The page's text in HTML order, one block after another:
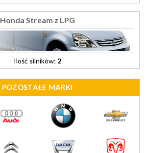
Honda Stream z LPG
Ilość silników: 2
POZOSTAŁE MARKI